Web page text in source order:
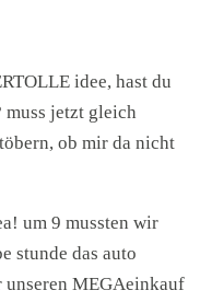
idee, hast du
muss jetzt gleich
ob mir da nicht
um 9 mussten wir
stunde das auto
unseren MEGAeinkauf